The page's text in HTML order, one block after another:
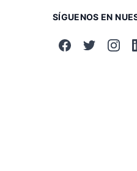
SÍGUENOS EN